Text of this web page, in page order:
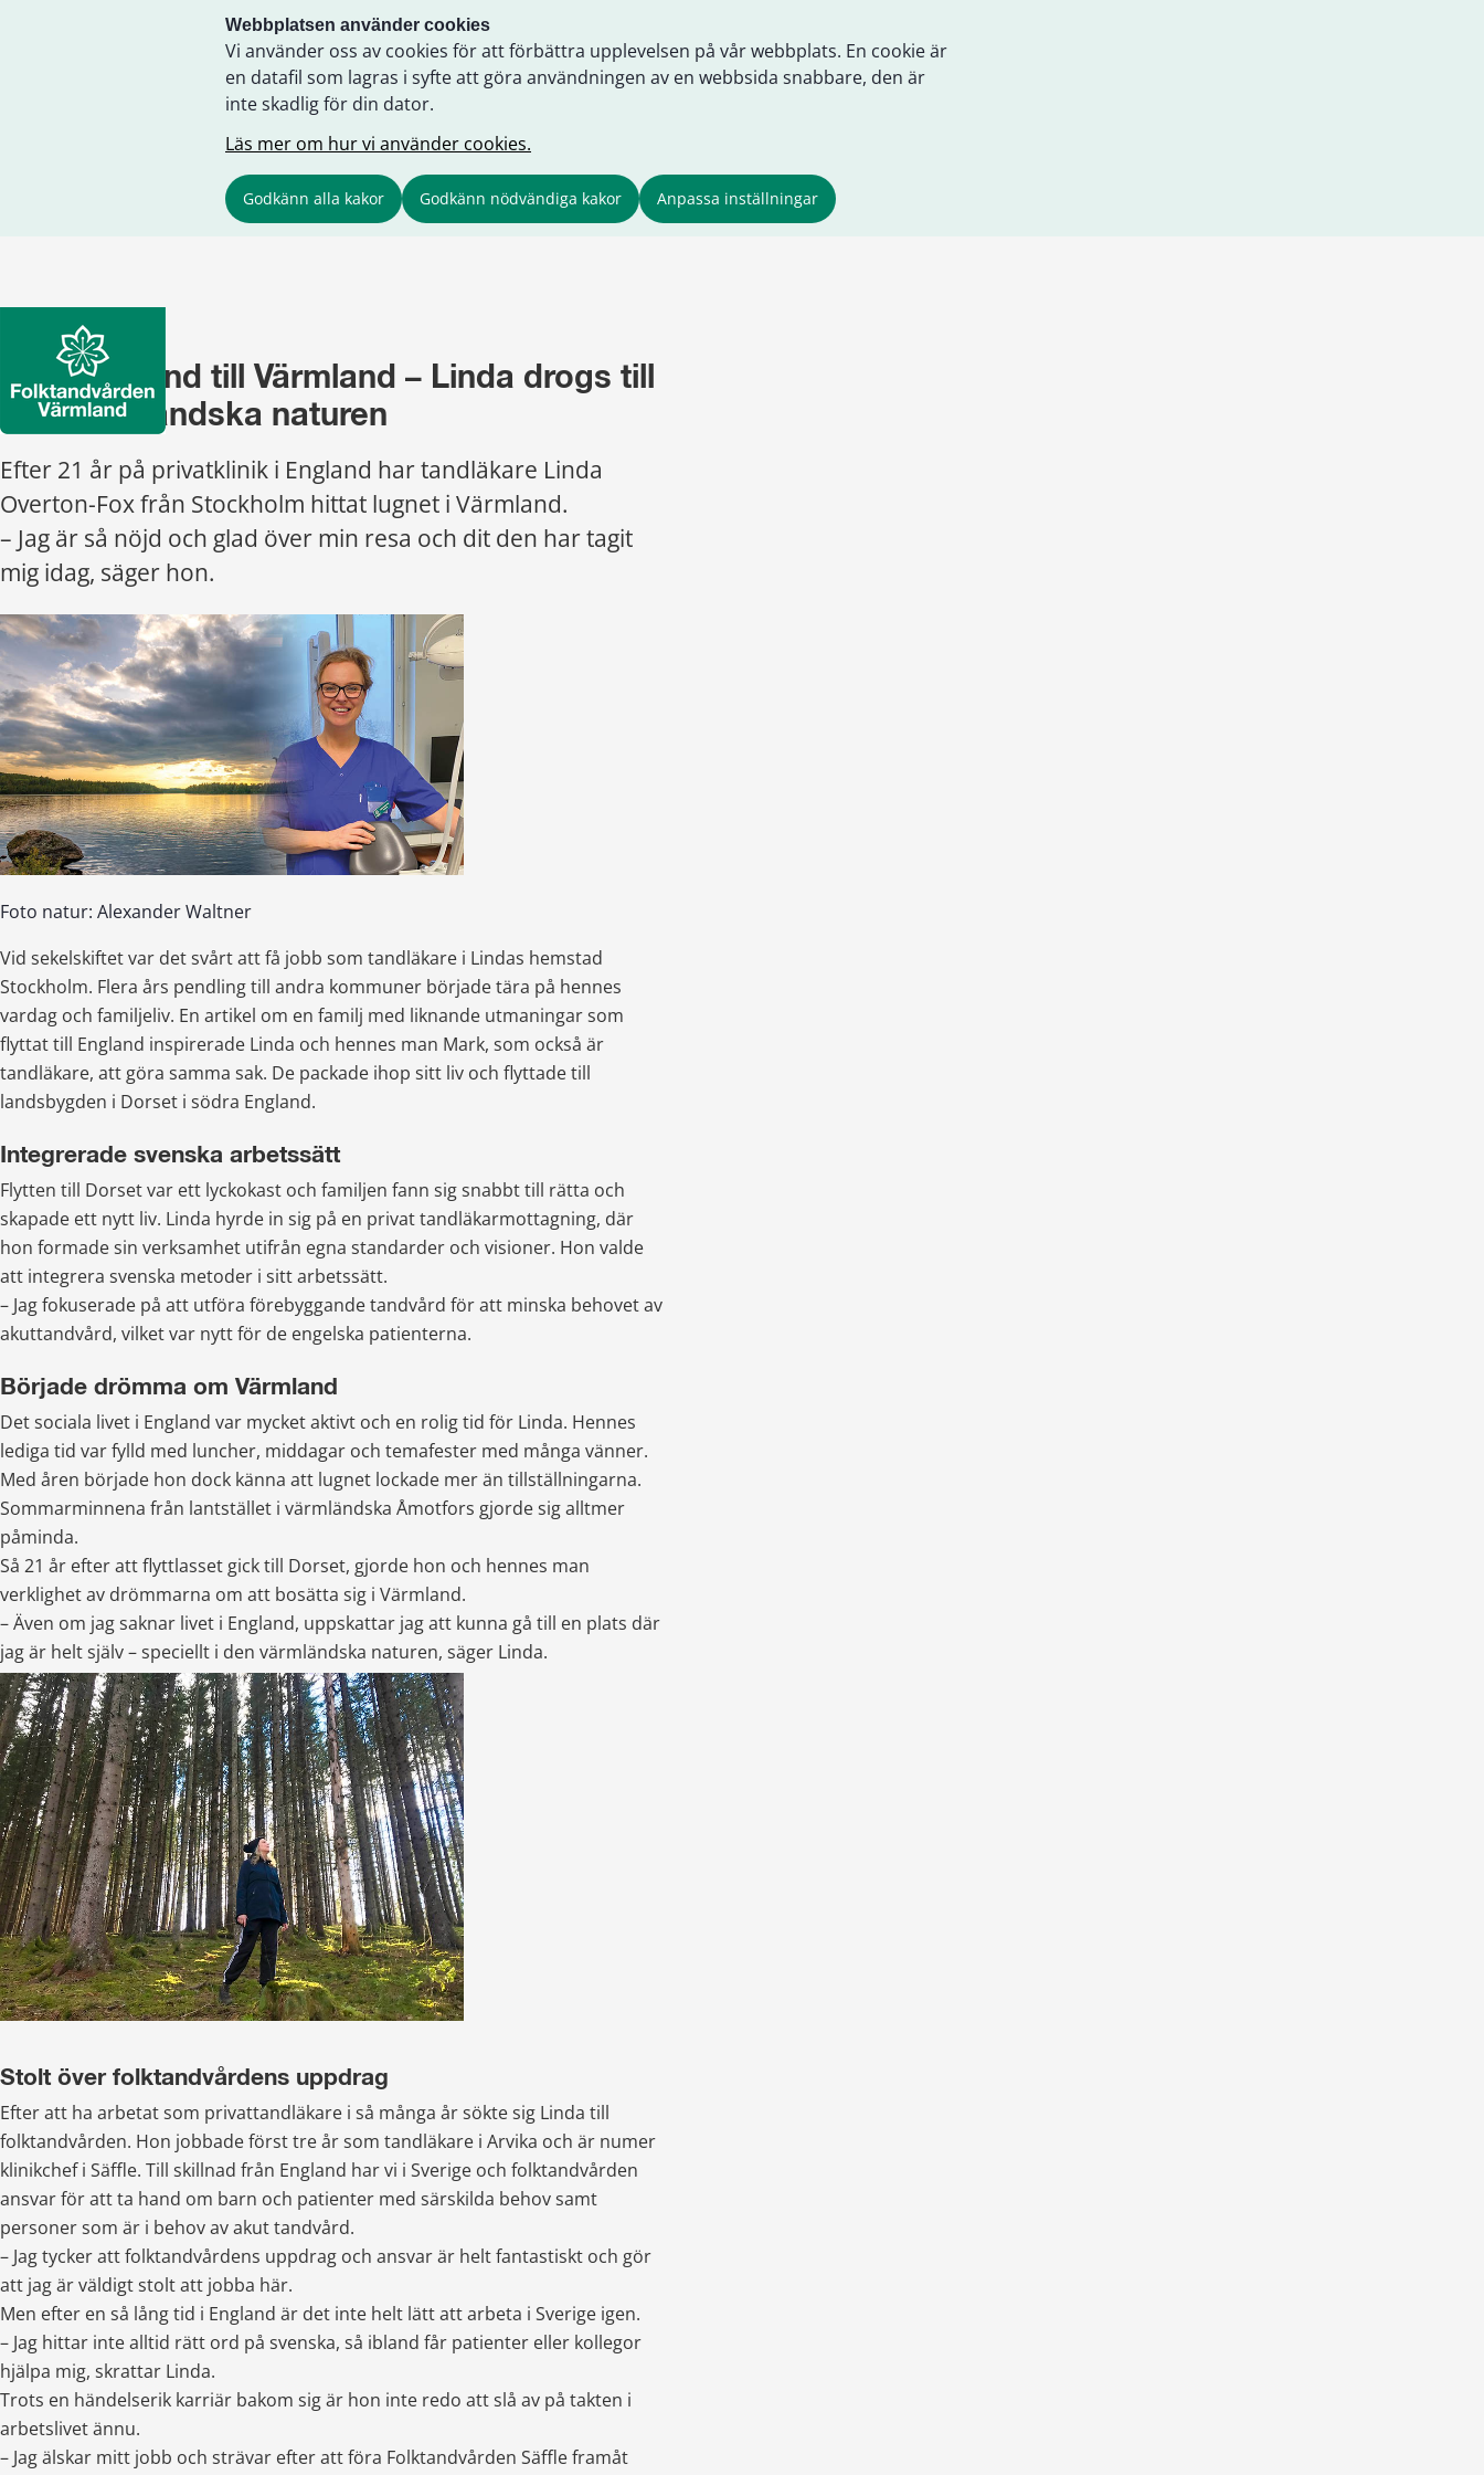
Webbplatsen använder cookies
Vi använder oss av cookies för att förbättra upplevelsen på vår webbplats. En cookie är
en datafil som lagras i syfte att göra användningen av en webbsida snabbare, den är
inte skadlig för din dator.
Läs mer om hur vi använder cookies.
Godkänn alla kakor Godkänn nödvändiga kakor Anpassa inställningar
Från England till Värmland – Linda drogs till
den värmländska naturen
Efter 21 år på privatklinik i England har tandläkare Linda
Overton-Fox från Stockholm hittat lugnet i Värmland.
– Jag är så nöjd och glad över min resa och dit den har tagit
mig idag, säger hon.
Foto natur: Alexander Waltner
Vid sekelskiftet var det svårt att få jobb som tandläkare i Lindas hemstad
Stockholm. Flera års pendling till andra kommuner började tära på hennes
vardag och familjeliv. En artikel om en familj med liknande utmaningar som
flyttat till England inspirerade Linda och hennes man Mark, som också är
tandläkare, att göra samma sak. De packade ihop sitt liv och flyttade till
landsbygden i Dorset i södra England.
Integrerade svenska arbetssätt
Flytten till Dorset var ett lyckokast och familjen fann sig snabbt till rätta och
skapade ett nytt liv. Linda hyrde in sig på en privat tandläkarmottagning, där
hon formade sin verksamhet utifrån egna standarder och visioner. Hon valde
att integrera svenska metoder i sitt arbetssätt.
– Jag fokuserade på att utföra förebyggande tandvård för att minska behovet av
akuttandvård, vilket var nytt för de engelska patienterna.
Började drömma om Värmland
Det sociala livet i England var mycket aktivt och en rolig tid för Linda. Hennes
lediga tid var fylld med luncher, middagar och temafester med många vänner.
Med åren började hon dock känna att lugnet lockade mer än tillställningarna.
Sommarminnena från lantstället i värmländska Åmotfors gjorde sig alltmer
påminda.
Så 21 år efter att flyttlasset gick till Dorset, gjorde hon och hennes man
verklighet av drömmarna om att bosätta sig i Värmland.
– Även om jag saknar livet i England, uppskattar jag att kunna gå till en plats där
jag är helt själv – speciellt i den värmländska naturen, säger Linda.
Stolt över folktandvårdens uppdrag
Efter att ha arbetat som privattandläkare i så många år sökte sig Linda till
folktandvården. Hon jobbade först tre år som tandläkare i Arvika och är numer
klinikchef i Säffle. Till skillnad från England har vi i Sverige och folktandvården
ansvar för att ta hand om barn och patienter med särskilda behov samt
personer som är i behov av akut tandvård.
– Jag tycker att folktandvårdens uppdrag och ansvar är helt fantastiskt och gör
att jag är väldigt stolt att jobba här.
Men efter en så lång tid i England är det inte helt lätt att arbeta i Sverige igen.
– Jag hittar inte alltid rätt ord på svenska, så ibland får patienter eller kollegor
hjälpa mig, skrattar Linda.
Trots en händelserik karriär bakom sig är hon inte redo att slå av på takten i
arbetslivet ännu.
– Jag älskar mitt jobb och strävar efter att föra Folktandvården Säffle framåt